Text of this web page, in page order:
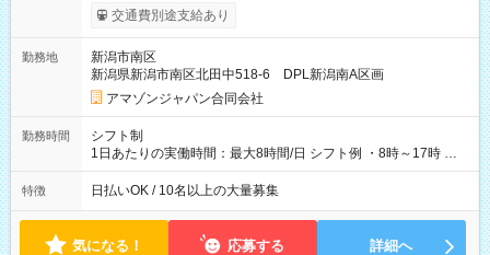
まで昇給の機会があります。 ■正社員登用制度あり ※月末締/翌
月25日支払い ※時間外手当、別途支給 ※深夜割増賃金 (22:00～
☆Amazon直雇用で安定して働けます！ 【試用期間】試用期間
あり 試用期間の長さ：1週間 雇用形態、給与は本採用時と同じ
です。
交通費別途支給あり
勤務地
新潟市南区
新潟県新潟市南区北田中518-6 DPL新潟南A区画
アマゾンジャパン合同会社
勤務時間
シフト制
1日あたりの実働時間：最大8時間/日 シフト例 ・8時～17時 ・
12時～21時
特徴 日払いOK / 10名以上の大量募集
気になる！ 応募する 詳細へ